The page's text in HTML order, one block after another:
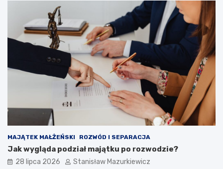
MAJĄTEK MAŁŻEŃSKI ROZWÓD I SEPARACJA
Jak wygląda podział majątku po rozwodzie?
28 lipca 2026 Stanisław Mazurkiewicz